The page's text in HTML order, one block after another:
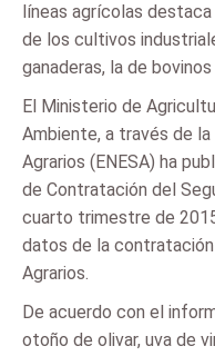
líneas agrícolas
de los cultivos
ganaderas, la de
El Ministerio de
Ambiente, a través de
Agrarios (ENESA) ha
de Contratación del
cuarto trimestre de
datos de la
Agrarios.
De acuerdo con el
otoño de olivar, uva de